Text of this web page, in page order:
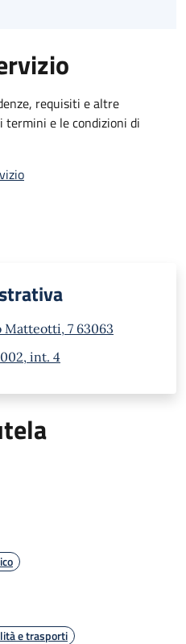
requisiti e altre
e le condizioni di
Matteotti, 7 63063
int. 4
e trasporti